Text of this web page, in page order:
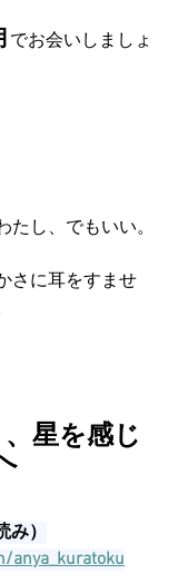
でお会いしましょ
たし、でもいい。
さに耳をすませ
星を感じ
）
anya_kuratoku